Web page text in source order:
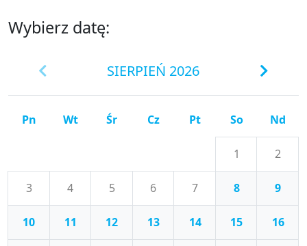
Wybierz datę:
SIERPIEŃ 2026
Pn Wt Śr Cz Pt So Nd
1 2
3 4 5 6 7 8 9
10 11 12 13 14 15 16